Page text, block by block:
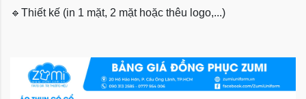
🔹 Thiết kế (in 1 mặt, 2 mặt hoặc thêu logo,...)